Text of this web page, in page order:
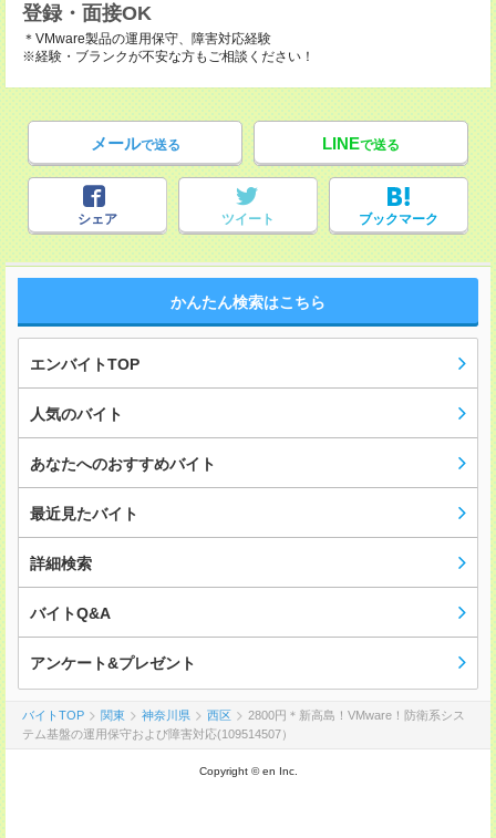
登録・面接OK
＊VMware製品の運用保守、障害対応経験
※経験・ブランクが不安な方もご相談ください！
メールで送る LINEで送る
シェア ツイート ブックマーク
かんたん検索はこちら
エンバイトTOP
人気のバイト
あなたへのおすすめバイト
最近見たバイト
詳細検索
バイトQ&A
アンケート&プレゼント
バイトTOP 関東 神奈川県 西区
2800円＊新高島！VMware！防衛系シス
テム基盤の運用保守および障害対応(109514507）
Copyright © en Inc.